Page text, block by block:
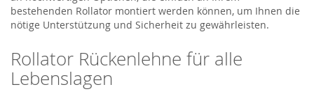
bestehenden Rollator montiert werden können, um Ihnen die
nötige Unterstützung und Sicherheit zu gewährleisten.
Rollator Rückenlehne für alle
Lebenslagen